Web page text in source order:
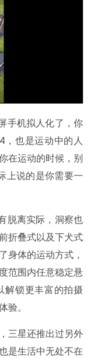
手机拟人化了，你
，也是运动中的人
在运动的时候，别
上说的是你需要一
脱离实际，洞察也
折叠式以及下犬式
身体的运动方式，
范围内任意稳定悬
解锁更丰富的拍摄
验。
三星还推出过另外
是生活中无处不在